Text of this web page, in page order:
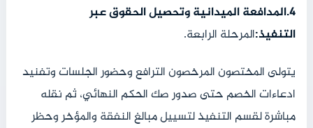
‫4.المدافعة الميدانية وتحصيل الحقوق عبر
التنفيذ:‏المرحلة الرابعة.
يتولى المختصون المرخصون الترافع وحضور الجلسات وتفنيد
ادعاءات الخصم حتى صدور صك الحكم النهائي، ثم نقله
مباشرة لقسم التنفيذ لتسييل مبالغ النفقة والمؤخر وحظر